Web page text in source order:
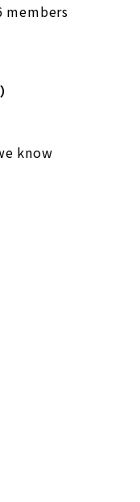
members
know